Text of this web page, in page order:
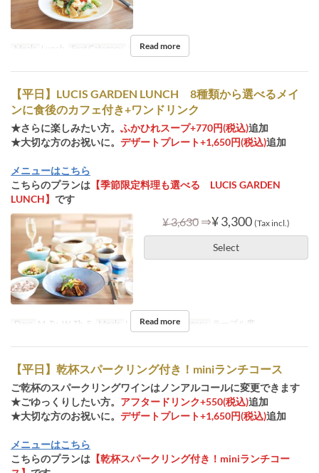
Meals Lunch Seat Category テーブル席
Read more
【平日】LUCIS GARDEN LUNCH 8種類から選べるメイ
ンに食後のカフェ付き+ワンドリンク
★さらに楽しみたい方。 ふかひれスープ+770円(税込)追加
★大切な方のお祝いに。 デザートプレート+1,650円(税込)追加
メニューはこちら
こちらのプランは 【季節限定料理も選べる LUCIS GARDEN
LUNCH】 です
¥ 3,630 ⇒¥ 3,300 (Tax incl.)
Select
Days M, Tu, W, Th, F Meals Lunch Seat Category テーブル席
Read more
【平日】乾杯スパークリング付き！miniランチコース
ご乾杯のスパークリングワインはノンアルコールに変更できます
★ごゆっくりしたい方。 アフタードリンク+550(税込)追加
★大切な方のお祝いに。 デザートプレート+1,650円(税込)追加
メニューはこちら
こちらのプランは 【乾杯スパークリング付き！miniランチコー